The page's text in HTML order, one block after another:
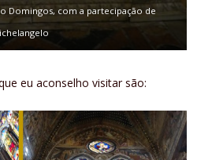
Domingos, com a partecipação de
eu aconselho visitar são: